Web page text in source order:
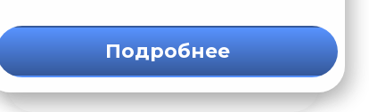
Подробнее